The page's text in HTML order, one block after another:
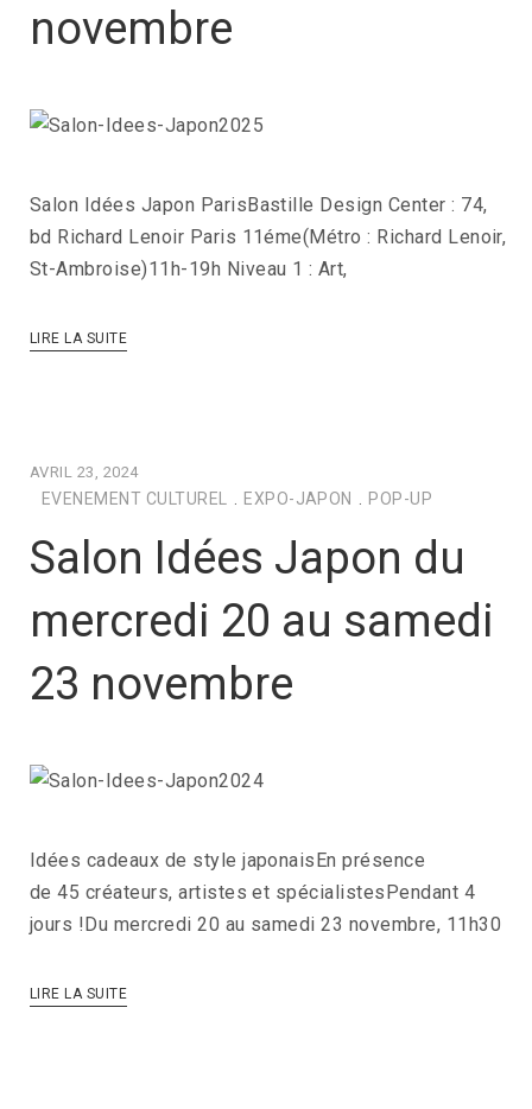
novembre
Salon Idées Japon ParisBastille Design Center : 74,
bd Richard Lenoir Paris 11éme(Métro : Richard Lenoir,
St-Ambroise)11h-19h Niveau 1 : Art,
LIRE LA SUITE
AVRIL 23, 2024
EVENEMENT CULTUREL EXPO-JAPON POP-UP
Salon Idées Japon du
mercredi 20 au samedi
23 novembre
Idées cadeaux de style japonaisEn présence
de 45 créateurs, artistes et spécialistesPendant 4
jours !Du mercredi 20 au samedi 23 novembre, 11h30
LIRE LA SUITE